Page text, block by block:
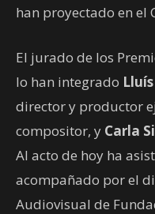
han proyectado en el
El jurado de los
lo han integrado
director y productor
compositor, y Carla
Al acto de hoy ha
acompañado por el
Audiovisual de